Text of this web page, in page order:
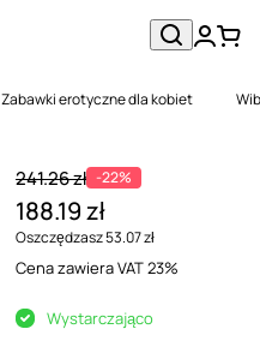
Zabawki erotyczne dla kobiet
241.26 zł -22%
188.19 zł
Oszczędzasz 53.07 zł
Cena zawiera VAT 23%
Wystarczająco